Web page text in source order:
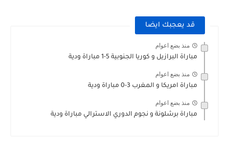
قد يعجبك ايضا
منذ بضع اعوام
مباراة البرازيل و كوريا الجنوبية 5-1 مباراة ودية
منذ بضع اعوام
مباراة امريكا و المغرب 3-0 مباراة ودية
منذ بضع اعوام
مباراة برشلونة و نجوم الدوري الاسترالي مباراة ودية